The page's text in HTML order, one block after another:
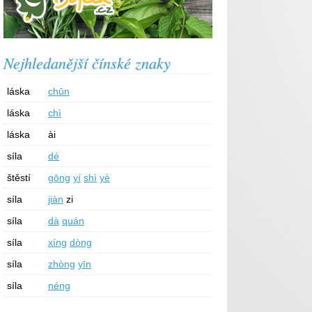
Nejhledanější čínské znaky
láska
chūn
láska
chì
láska
ài
síla
dé
štěstí
gōng yí shì yè
síla
jiàn zi
síla
dà quán
síla
xíng dòng
síla
zhòng yīn
síla
néng